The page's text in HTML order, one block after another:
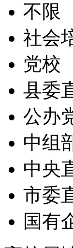
不限
社会
党校
县委
公办
中组
中央
市委
国有